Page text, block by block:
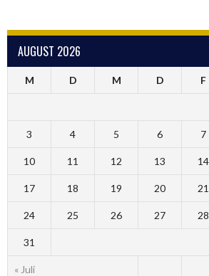
AUGUST 2026
M D M D F
« Juli
3 4 5 6 7
10 11 12 13 14
17 18 19 20 21
24 25 26 27 28
31